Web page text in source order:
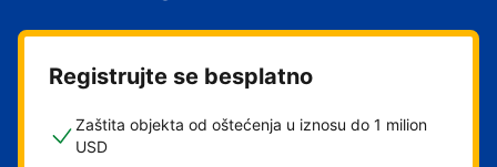
Registrujte se besplatno
Zaštita objekta od oštećenja u iznosu do 1 milion
USD